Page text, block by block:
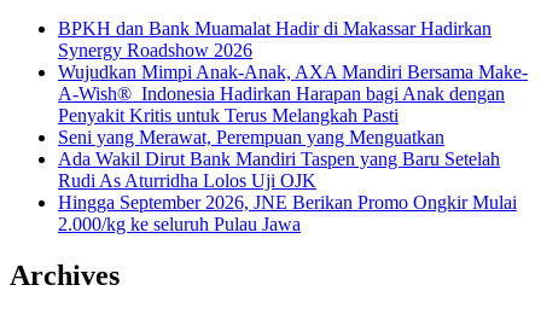
BPKH dan Bank Muamalat Hadir di Makassar Hadirkan
Synergy Roadshow 2026
Wujudkan Mimpi Anak-Anak, AXA Mandiri Bersama Make-
A-Wish® Indonesia Hadirkan Harapan bagi Anak dengan
Penyakit Kritis untuk Terus Melangkah Pasti
Seni yang Merawat, Perempuan yang Menguatkan
Ada Wakil Dirut Bank Mandiri Taspen yang Baru Setelah
Rudi As Aturridha Lolos Uji OJK
Hingga September 2026, JNE Berikan Promo Ongkir Mulai
2.000/kg ke seluruh Pulau Jawa
Archives